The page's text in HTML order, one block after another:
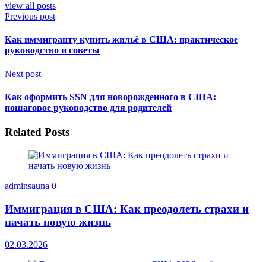
view all posts
Previous post
Как иммигранту купить жильё в США: практическое
руководство и советы
Next post
Как оформить SSN для новорожденного в США:
пошаговое руководство для родителей
Related Posts
adminsauna 0
Иммиграция в США: Как преодолеть страхи и
начать новую жизнь
02.03.2026